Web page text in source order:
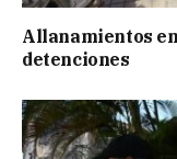
Allanamientos
detenciones